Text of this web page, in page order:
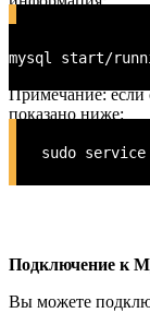
mysql start/
Примечание: если
показано ниже:
sudo service
Подключение к
Вы можете